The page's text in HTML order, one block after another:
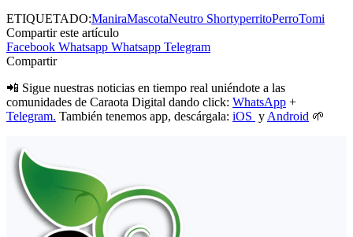
ETIQUETADO:ManiraMascotaNeutro ShortyperritoPerroTomi
Compartir este artículo
Facebook Whatsapp Whatsapp Telegram
Compartir
📲 Sigue nuestras noticias en tiempo real uniéndote a las
comunidades de Caraota Digital dando click: WhatsApp +
Telegram. También tenemos app, descárgala: iOS y Android 🌱